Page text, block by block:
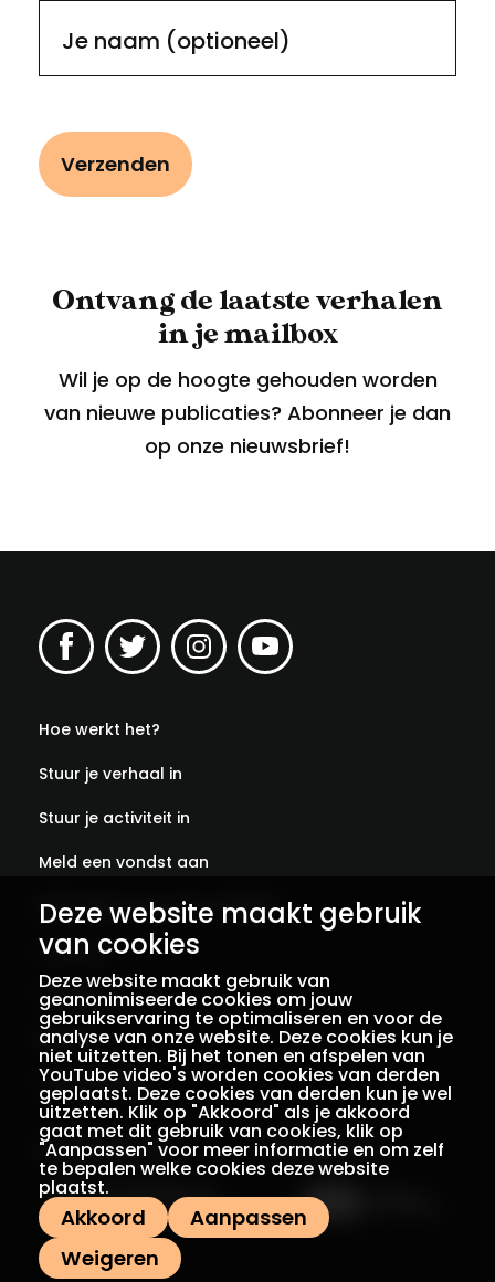
Deze website maakt gebruik
van cookies
Deze website maakt gebruik van
geanonimiseerde cookies om jouw
gebruikservaring te optimaliseren en voor de
analyse van onze website. Deze cookies kun je
niet uitzetten. Bij het tonen en afspelen van
YouTube video's worden cookies van derden
geplaatst. Deze cookies van derden kun je wel
uitzetten. Klik op "Akkoord" als je akkoord
gaat met dit gebruik van cookies, klik op
"Aanpassen" voor meer informatie en om zelf
te bepalen welke cookies deze website
plaatst.
Akkoord
Aanpassen
Weigeren
Je naam (optioneel)
Ontvang de laatste verhalen
in je mailbox
Wil je op de hoogte gehouden worden
van nieuwe publicaties? Abonneer je dan
op onze nieuwsbrief!
Hoe werkt het?
Stuur je verhaal in
Stuur je activiteit in
Meld een vondst aan
Abonneer je op onze verhalen
Contact
Colofon
Privacy
Voorwaarden
Een initiatief van Met dank aan